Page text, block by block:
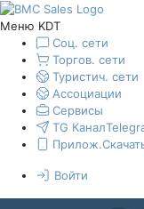
Меню KDT
Соц. сети
Торгов. сети
Туристич. сети
Ассоциации
Сервисы
TG Канал
Прилож.
Войти